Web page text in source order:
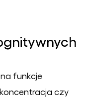
funkcje
czy